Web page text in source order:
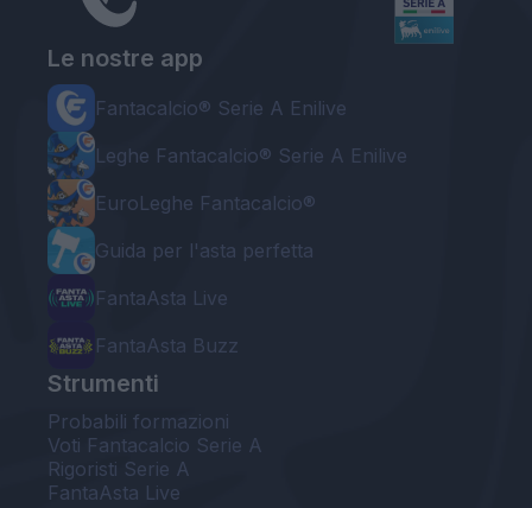
Le nostre app
Fantacalcio® Serie A Enilive
Leghe Fantacalcio® Serie A Enilive
EuroLeghe Fantacalcio®
Guida per l'asta perfetta
FantaAsta Live
FantaAsta Buzz
Strumenti
Probabili formazioni
Voti Fantacalcio Serie A
Rigoristi Serie A
FantaAsta Live